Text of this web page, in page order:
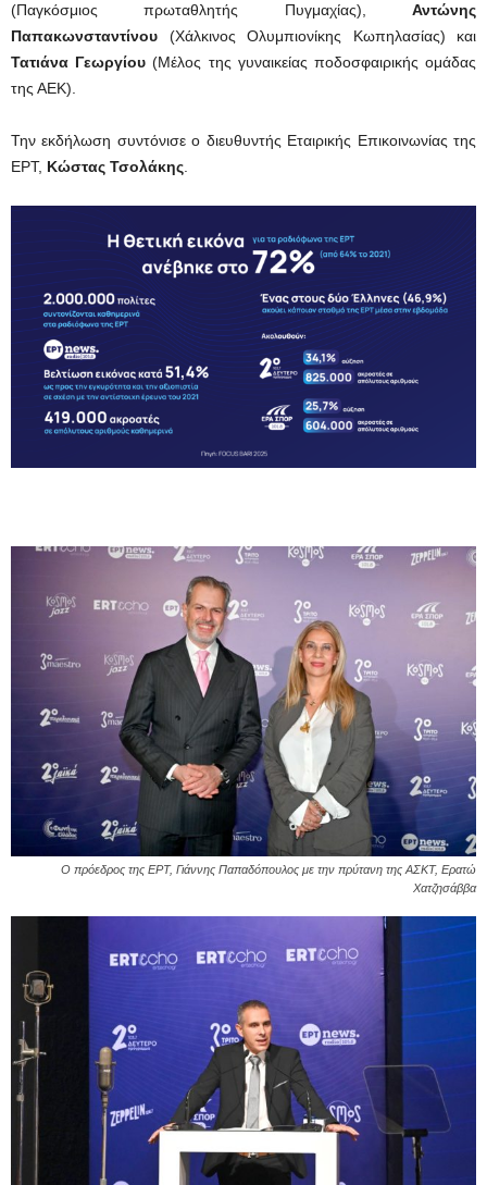
(Παγκόσμιος πρωταθλητής Πυγμαχίας), Αντώνης
Παπακωνσταντίνου (Χάλκινος Ολυμπιονίκης Κωπηλασίας) και
Τατιάνα Γεωργίου (Μέλος της γυναικείας ποδοσφαιρικής ομάδας
της ΑΕΚ).
Την εκδήλωση συντόνισε ο διευθυντής Εταιρικής Επικοινωνίας της
ΕΡΤ, Κώστας Τσολάκης.
Ο πρόεδρος της ΕΡΤ, Γιάννης Παπαδόπουλος με την πρύτανη της ΑΣΚΤ, Ερατώ
Χατζησάββα